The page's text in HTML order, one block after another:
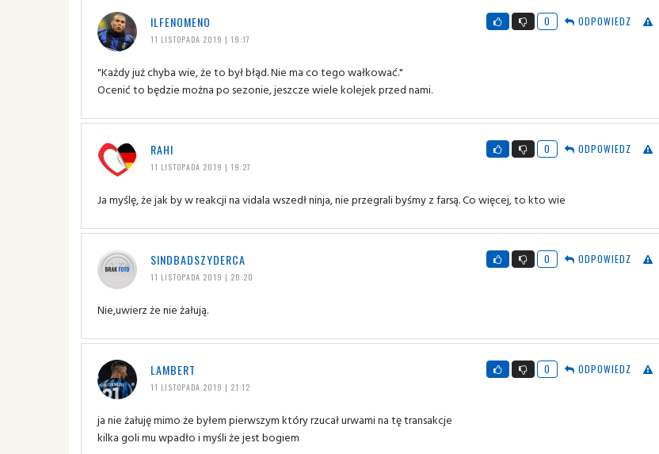
ILFENOMENO
11 LISTOPADA 2019 | 19:17
0 ODPOWIEDZ
"Każdy już chyba wie, że to był błąd. Nie ma co tego wałkować."
Ocenić to będzie można po sezonie, jeszcze wiele kolejek przed nami.
RAHI
11 LISTOPADA 2019 | 19:27
0 ODPOWIEDZ
Ja myślę, że jak by w reakcji na vidala wszedł ninja, nie przegrali byśmy z farsą. Co więcej, to kto wie
SINDBADSZYDERCA
11 LISTOPADA 2019 | 20:20
0 ODPOWIEDZ
Nie,uwierz że nie żałują.
LAMBERT
11 LISTOPADA 2019 | 21:12
0 ODPOWIEDZ
ja nie żałuję mimo że byłem pierwszym który rzucał urwami na tę transakcje
kilka goli mu wpadło i myśli że jest bogiem